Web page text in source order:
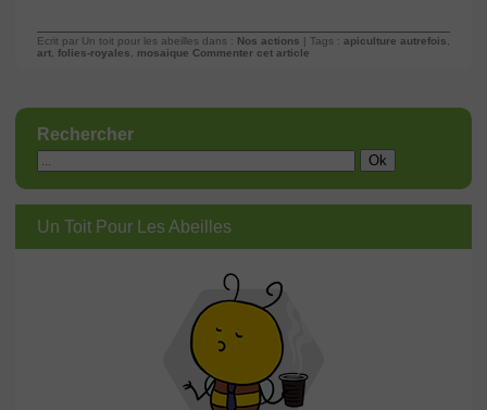
Ecrit par Un toit pour les abeilles dans : Nos actions | Tags : apiculture autrefois
art folies-royales mosaique Commenter cet article
Rechercher
Un Toit Pour Les Abeilles